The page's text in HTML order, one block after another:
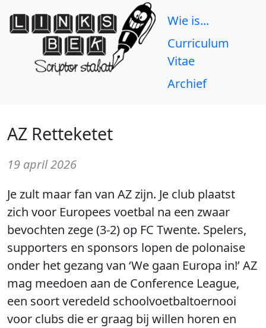
Wie is...
Curriculum
Vitae
Archief
AZ Retteketet
19 april 2026
Je zult maar fan van AZ zijn. Je club plaatst
zich voor Europees voetbal na een zwaar
bevochten zege (3-2) op FC Twente. Spelers,
supporters en sponsors lopen de polonaise
onder het gezang van ‘We gaan Europa in!’ AZ
mag meedoen aan de Conference League,
een soort veredeld schoolvoetbaltoernooi
voor clubs die er graag bij willen horen en